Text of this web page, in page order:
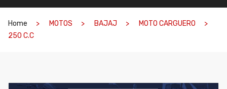
Home MOTOS BAJAJ
MOTO CARGUERO
250 C.C